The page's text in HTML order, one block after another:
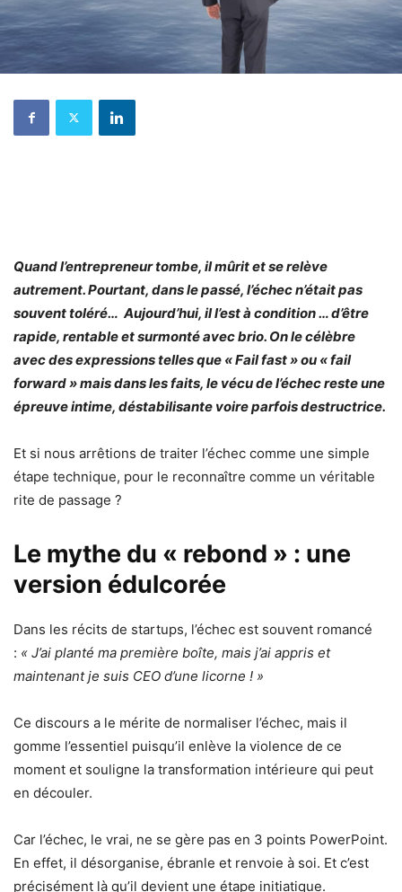
Quand l’entrepreneur tombe, il mûrit et se relève
autrement. Pourtant, dans le passé, l’échec n’était pas
souvent toléré… Aujourd’hui, il l’est à condition … d’être
rapide, rentable et surmonté avec brio. On le célèbre
avec des expressions telles que « Fail fast » ou « fail
forward » mais dans les faits, le vécu de l’échec reste une
épreuve intime, déstabilisante voire parfois destructrice.
Et si nous arrêtions de traiter l’échec comme une simple
étape technique, pour le reconnaître comme un véritable
rite de passage ?
Le mythe du « rebond » : une
version édulcorée
Dans les récits de startups, l’échec est souvent romancé
: « J’ai planté ma première boîte, mais j’ai appris et
maintenant je suis CEO d’une licorne ! »
Ce discours a le mérite de normaliser l’échec, mais il
gomme l’essentiel puisqu’il enlève la violence de ce
moment et souligne la transformation intérieure qui peut
en découler.
Car l’échec, le vrai, ne se gère pas en 3 points PowerPoint.
En effet, il désorganise, ébranle et renvoie à soi. Et c’est
précisément là qu’il devient une étape initiatique.